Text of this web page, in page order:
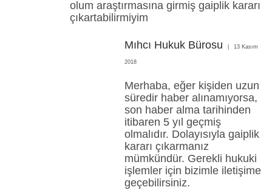
olum araştırmasına girmiş gaiplik kararı
çıkartabilirmiyim
Mıhcı Hukuk Bürosu 13 Kasım
2018
Merhaba, eğer kişiden uzun
süredir haber alınamıyorsa,
son haber alma tarihinden
itibaren 5 yıl geçmiş
olmalıdır. Dolayısıyla gaiplik
kararı çıkarmanız
mümkündür. Gerekli hukuki
işlemler için bizimle iletişime
geçebilirsiniz.